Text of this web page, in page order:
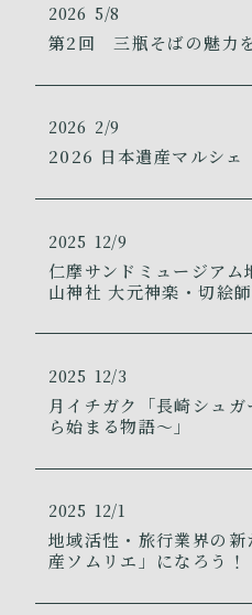
2026 5/8
第2回 三瓶そばの魅力
2026 2/9
2026 日本遺産マルシェ
2025 12/9
仁摩サンドミュージアム
山神社 大元神楽・切絵師
2025 12/3
月イチガク「長崎シュ
ら始まる物語～」
2025 12/1
地域活性・旅行業界の
産ソムリエ」になろう！